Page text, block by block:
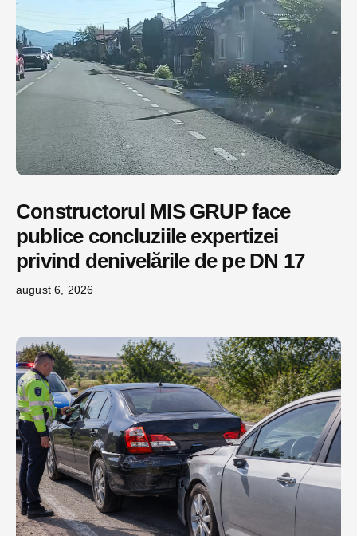
Constructorul MIS GRUP face
publice concluziile expertizei
privind denivelările de pe DN 17
august 6, 2026